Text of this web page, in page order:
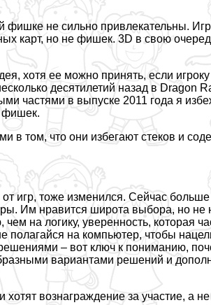
фишке не сильно привлекательны.
карт, но не фишек. 3D в свою
хотя ее можно принять, если
десятилетий назад в Dragon
частями в выпуске 2011 года я
фишек.
в том, что они избегают стеков и
игр, тоже изменился. Сейчас
Им нравится широта выбора, но не
на логику, уверенность, которая
на компьютер, чтобы
– вот ключ к пониманию,
вариантами решений и
вознаграждение за участие, а